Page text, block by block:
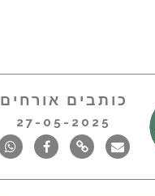
כותבים אורחים
27-05-2025